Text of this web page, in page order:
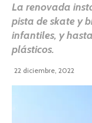
La renovada
pista de skate y
infantiles, y
plásticos.
22 diciembre, 2022